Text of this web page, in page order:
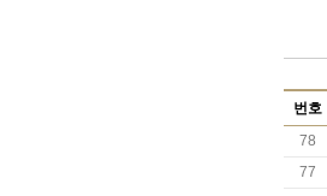
번호
78
77